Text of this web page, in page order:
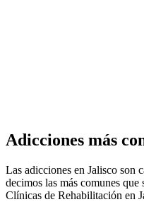
Adicciones más
Las adicciones en Jalisco son
decimos las más comunes
Clínicas de Rehabilitación en